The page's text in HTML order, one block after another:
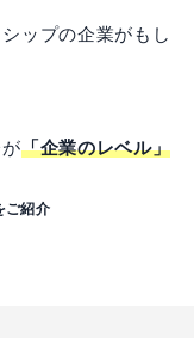
ップの企業がもし
「企業のレベル」
ご紹介